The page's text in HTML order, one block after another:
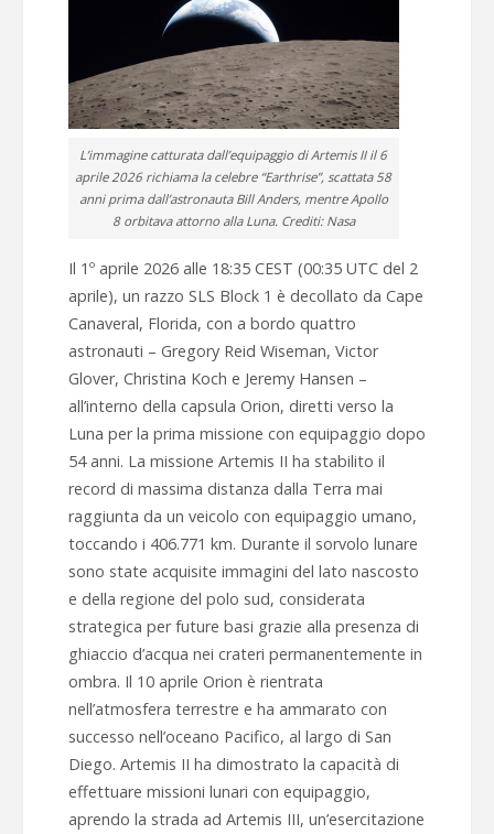
L’immagine catturata dall’equipaggio di Artemis II il 6
aprile 2026 richiama la celebre “Earthrise”, scattata 58
anni prima dall’astronauta Bill Anders, mentre Apollo
8 orbitava attorno alla Luna. Crediti: Nasa
Il 1º aprile 2026 alle 18:35 CEST (00:35 UTC del 2
aprile), un razzo SLS Block 1 è decollato da Cape
Canaveral, Florida, con a bordo quattro
astronauti – Gregory Reid Wiseman, Victor
Glover, Christina Koch e Jeremy Hansen –
all’interno della capsula Orion, diretti verso la
Luna per la prima missione con equipaggio dopo
54 anni. La missione Artemis II ha stabilito il
record di massima distanza dalla Terra mai
raggiunta da un veicolo con equipaggio umano,
toccando i 406.771 km. Durante il sorvolo lunare
sono state acquisite immagini del lato nascosto
e della regione del polo sud, considerata
strategica per future basi grazie alla presenza di
ghiaccio d’acqua nei crateri permanentemente in
ombra. Il 10 aprile Orion è rientrata
nell’atmosfera terrestre e ha ammarato con
successo nell’oceano Pacifico, al largo di San
Diego. Artemis II ha dimostrato la capacità di
effettuare missioni lunari con equipaggio,
aprendo la strada ad Artemis III, un’esercitazione